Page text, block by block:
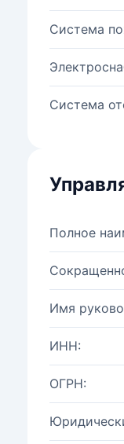
Система
Система
Полное
Имя
ИНН:
ОГРН: